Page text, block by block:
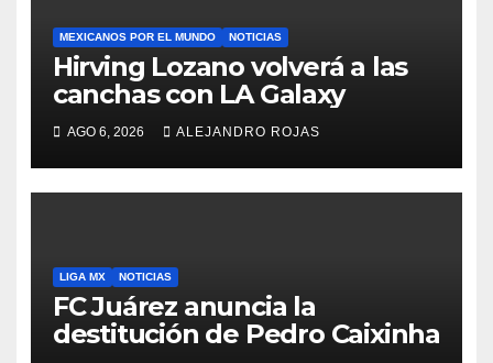
MEXICANOS POR EL MUNDO NOTICIAS
Hirving Lozano volverá a las
canchas con LA Galaxy
AGO 6, 2026 ALEJANDRO ROJAS
LIGA MX NOTICIAS
FC Juárez anuncia la
destitución de Pedro Caixinha